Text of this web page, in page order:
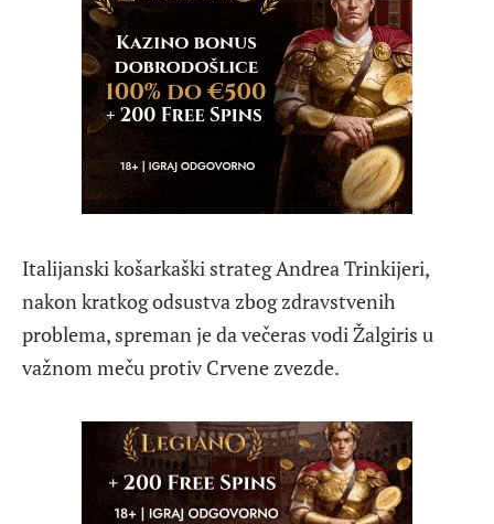
Italijanski košarkaški strateg Andrea Trinkijeri,
nakon kratkog odsustva zbog zdravstvenih
problema, spreman je da večeras vodi Žalgiris u
važnom meču protiv Crvene zvezde.